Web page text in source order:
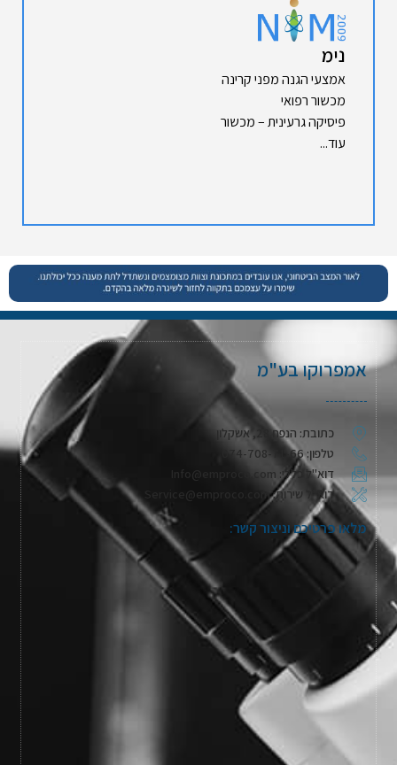
נימ
אמצעי הגנה מפני קרינה
מכשור רפואי
פיסיקה גרעינית – מכשור
עוד...
אמפרוקו בע"מ
כתובת: הנפח 28, אשקלון
טלפון: 074-708-71-66
דוא"ל כללי: Info@emproco.com
דוא"ל שירות: Service@emproco.com
מלאו פרטיכם וניצור קשר: